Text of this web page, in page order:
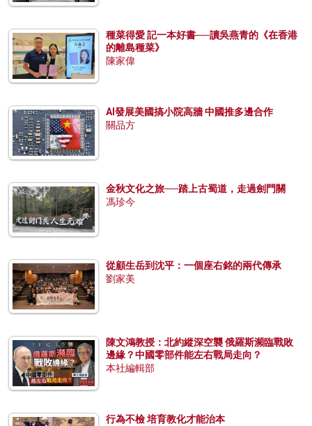
種菜得愛 記一本好書──讀吳燕青的《在香港
的離島種菜》
陳家偉
AI發展美國搞小院高牆 中國推多邊合作
關品方
金秋文化之旅──踏上古蜀道，走過劍門關
馮珍今
從顧生岳到沈平：一個座右銘的兩代傳承
劉家美
陳文鴻教授：北約縱深空襲 俄羅斯瀕臨戰敗
邊緣？中國零部件能左右戰局走向？
本社編輯部
行為不檢 培育教化才能治本